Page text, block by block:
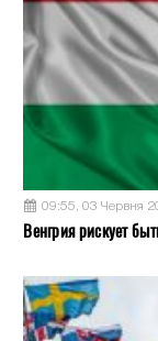
09:55, 03 Червня
Венгрия рискует